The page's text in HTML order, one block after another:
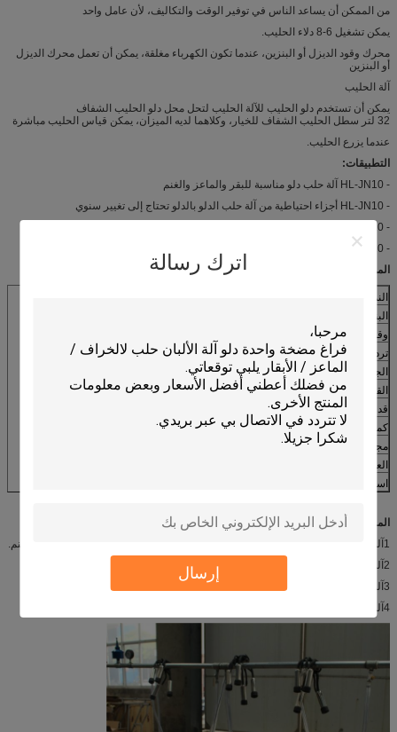
اترك رسالة
إرسال
من الممكن أن يساعد الناس في توفير الوقت والتكاليف، لأن عامل واحد
يمكن تشغيل 6-8 دلاء الحليب.
محرك وقود الديزل أو البنزين، عندما تكون الكهرباء مغلقة، يمكن أن تعمل محرك الديزل
أو البنزين
آلة الحليب
يمكن أن تستخدم دلو الحليب للآلة الحليب لتحل محل دلو الحليب الشفاف
32 لتر سطل الحليب الشفاف للخيار، وكلاهما لديه الميزان، يمكن قياس الحليب مباشرة
عندما يزرع الحليب.
التطبيقات:
- HL-JN10 آلة حلب دلو مناسبة للبقر والماعز والغنم
- HL-JN10 أجزاء احتياطية من آلة حلب الدلو بالدلو تحتاج إلى تغيير سنوي
- HL-JN10 آلة حلب الدلو بالدلو مناسبة لمزارع الألبان والأسر
- HL-JN10 دلو دلو آلة تتناسب مع تجار التجزئة من مختلف البلدان ؛
المواصفات:
النموذج
البند
وقت الحليب
تردد النبضات
60-80 مرة في الدقيقة
الجهد
380 فولت / 50-60 هرتز
القوة
2.2 كيلوواط
قدرة المضخة
كميات الدلو
3 أجزاء ((25 لتر)
مجموعة كلاستير الحليب
العامل
استخدام
المزايا التنافسية:
1آلة حلب الدلو بالدلو هي واحدة من أجهزة الحلب المحمولة، مناسبة للبقر والماعز والغنم.
2آلة حليب الدلو سهلة التحرك والعمل.
3آلة حلب الدلو يمكن أن تخصيص الجهد لتلبية متطلبات العملاء المختلفة.
4آلة حلب دلو بالوعاء لديها ضمان لمدة سنة واحدة ودعم فني طوال الحياة.